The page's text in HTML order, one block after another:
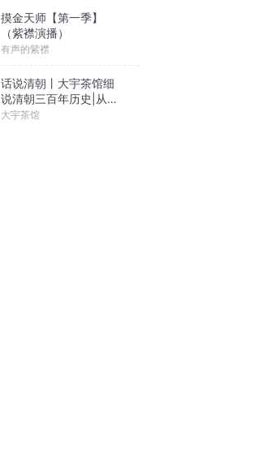
摸金天师【第一季】
（紫襟演播）
有声的紫襟
话说清朝丨大宇茶馆细
说清朝三百年历史|从努
尔哈赤到末代皇帝溥仪|
大宇茶馆